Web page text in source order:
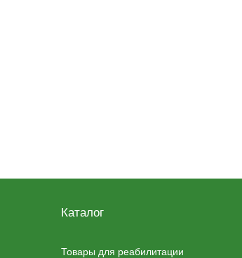
Каталог
Товары для реабилитации